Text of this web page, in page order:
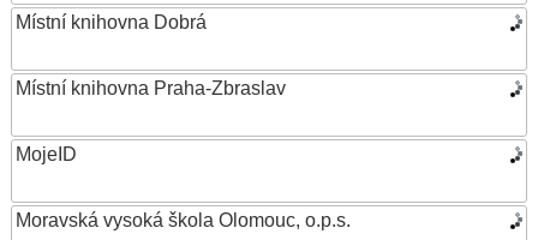
Místní knihovna Dobrá
Místní knihovna Praha-Zbraslav
MojeID
Moravská vysoká škola Olomouc, o.p.s.